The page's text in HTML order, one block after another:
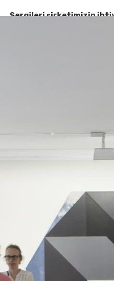
Sergileri şirketimizin
nasıl sağlıyorsunuz?
Gürcistan'daki MICE
başlayabiliriz?